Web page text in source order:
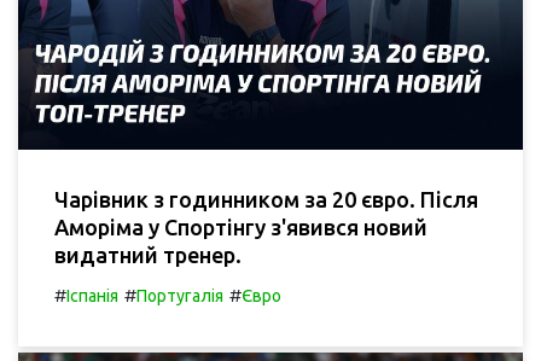
Чарівник з годинником за 20 євро. Після
Аморіма у Спортінгу з'явився новий
видатний тренер.
#Іспанія #Португалія #Євро